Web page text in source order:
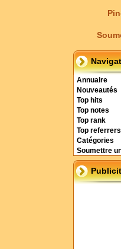
Annuaire
Nouveautés
Top hits
Top notes
Top rank
Top referrers
Catégories
Soumettre